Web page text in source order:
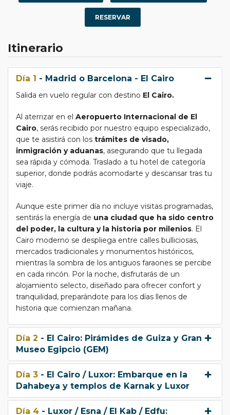
Elegir navegar por el Nilo en unaDahabeyaes
regresar a una tradición centenaria de exploración y
lujo. Estas embarcaciones, cuyo nombre proviene del
XIX por turistas acaudalados, exploradores, arqueólogos
calma, elegancia y comodidad
, lejos del bullicio de
LasDahabeyas modernashan sido cuidadosamente
remodeladas para ofrecer
lujo íntimo y comodidad
conservando el encanto de la navegación tradicional:
Capacidad máxima de
16 personas
garantizando privacidad y un trato personalizado.
Espacios amplios y luminosos, con camarotes
Navegación silenciosa, a vela o motor, que
permite disfrutar de las puestas de sol y el
paisajesin interrupciones.
Acceso a templos y rincones menos
frecuentados, lo que convierte tu recorrido en
unaexperiencia exclusiva y auténtica.
Durante el viaje en Dahabeya, podrás
milenarios y aldeas tradicionales, y sentir la historia bajo
tus pies mientras te acercas a los monumentoscon el
ritmo pausado que merecen
paseo por la ribera y cada visita a los templos se
convierte en una experiencia inmersiva, donde la
historia cobra vida ante tus ojos.
A bordo de la Dahabeya, también disfrutarás de:
RESERVAR
Itinerario
Día 1 - Madrid o Barcelona - El Cairo
Salida en vuelo regular con destino El Cairo.
Al aterrizar en el Aeropuerto Internacional de El
Cairo, serás recibido por nuestro equipo especializado,
que te asistirá con los trámites de visado,
inmigración y aduanas, asegurando que tu llegada
sea rápida y cómoda. Traslado a tu hotel de categoría
superior, donde podrás acomodarte y descansar tras tu
viaje.
Aunque este primer día no incluye visitas programadas,
sentirás la energía de una ciudad que ha sido centro
del poder, la cultura y la historia por milenios. El
Cairo moderno se despliega entre calles bulliciosas,
mercados tradicionales y monumentos históricos,
mientras la sombra de los antiguos faraones se percibe
en cada rincón. Por la noche, disfrutarás de un
alojamiento selecto, diseñado para ofrecer confort y
tranquilidad, preparándote para los días llenos de
historia que comienzan mañana.
Día 2 - El Cairo: Pirámides de Guiza y Gran
Museo Egipcio (GEM)
Día 3 - El Cairo / Luxor: Embarque en la
Dahabeya y templos de Karnak y Luxor
Día 4 - Luxor / Esna / El Kab / Edfu: